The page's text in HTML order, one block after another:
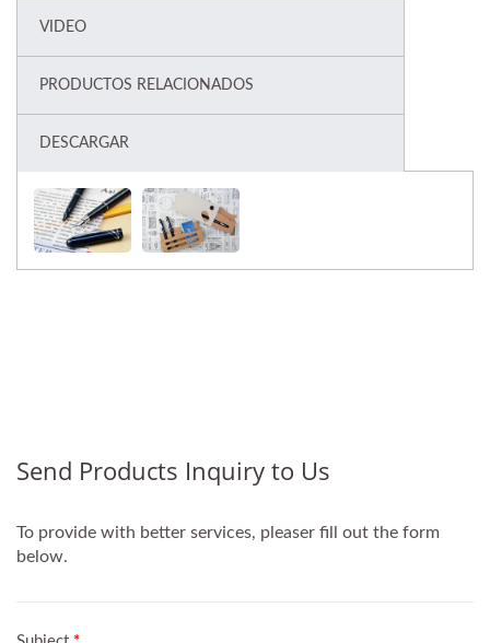
VIDEO
PRODUCTOS RELACIONADOS
DESCARGAR